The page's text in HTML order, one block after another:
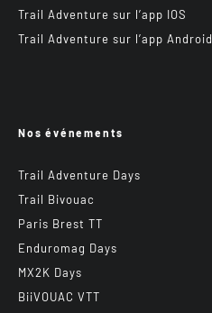
Trail Adventure sur l’app IOS
Trail Adventure sur l’app Android
Nos événements
Trail Adventure Days
Trail Bivouac
Paris Brest TT
Enduromag Days
MX2K Days
BiiVOUAC VTT